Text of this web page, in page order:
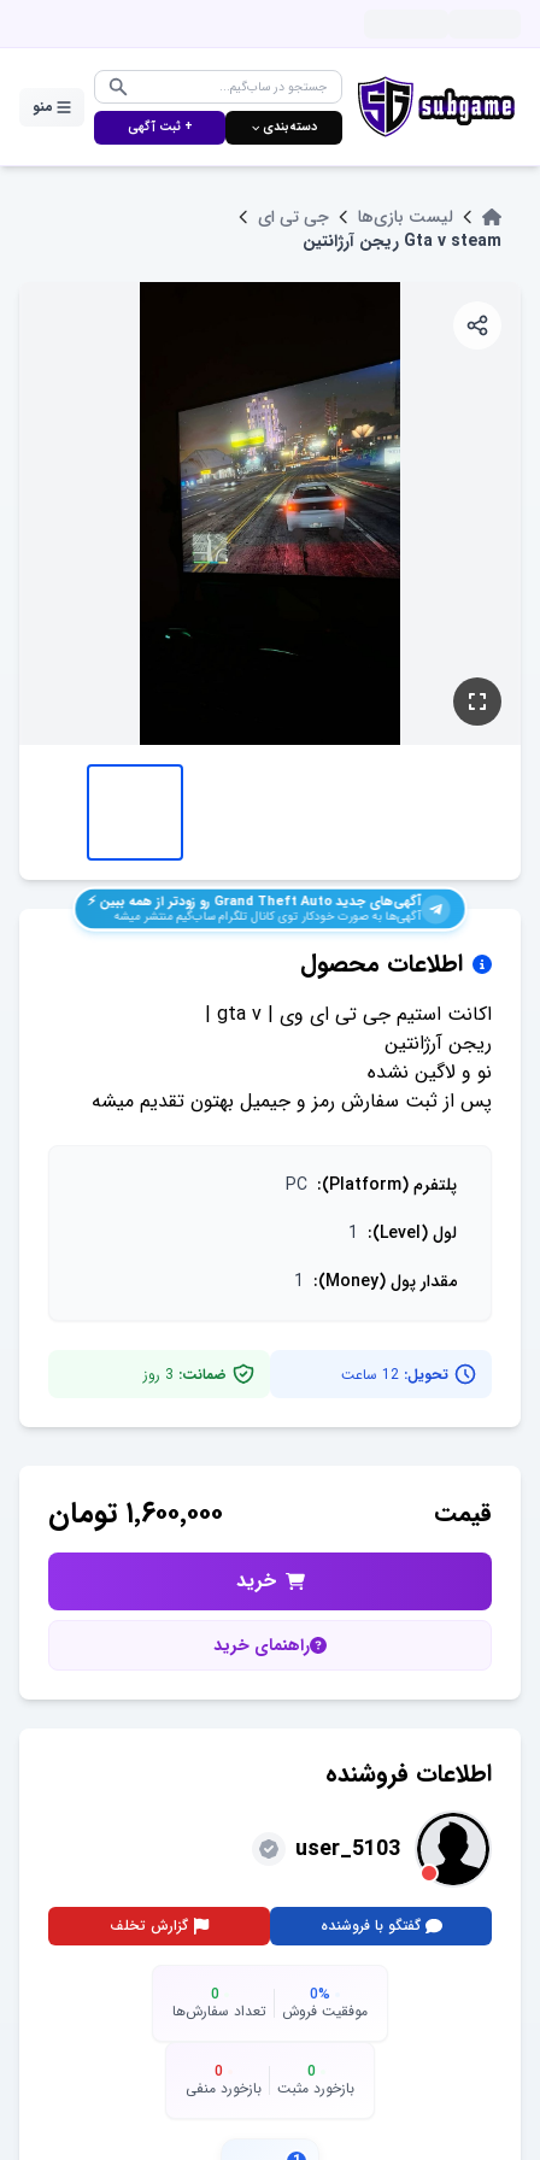
دسته‌بندی ⌵ + ثبت آگهی
منو
لیست بازی‌ها
جی تی ای
Gta v steam ریجن آرژانتین
آگهی‌های جدیدGrand Theft Auto رو زودتر از همه ببین ⚡️
آگهی‌ها به صورت خودکار توی کانال تلگرام ساب‌گیم منتشر میشه
اطلاعات محصول
پس از ثبت سفارش رمز و جیمیل بهتون تقدیم میشه
پلتفرم (Platform) :
PC
لول (Level)
:
1
مقدار پول (Money)
:
1
تحویل: 12 ساعت ضمانت: 3 روز
قیمت ۱٬۶۰۰٬۰۰۰ تومان
خرید
راهنمای خرید
اطلاعات فروشنده
user_5103
گفتگو با فروشنده گزارش تخلف
0%
موفقیت فروش
0
تعداد سفارش‌ها
0
بازخورد مثبت
0
بازخورد منفی